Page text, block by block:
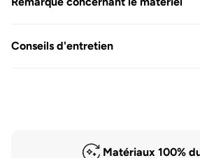
Conseils d'entretien
Matériaux 100%